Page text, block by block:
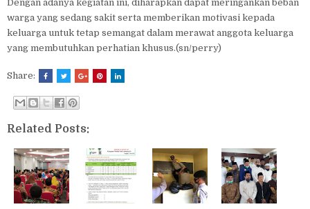
Dengan adanya kegiatan ini, diharapkan dapat meringankan beban
warga yang sedang sakit serta memberikan motivasi kepada
keluarga untuk tetap semangat dalam merawat anggota keluarga
yang membutuhkan perhatian khusus.(sn/perry)
Share:
Related Posts: